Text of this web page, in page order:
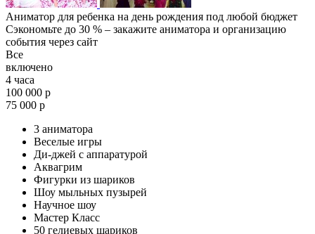
Аниматор для ребенка на день рождения под любой бюджет
Сэкономьте до 30 % – закажите аниматора и организацию
события через сайт
Все
включено
4 часа
100 000 р
75 000 р
3 аниматора
Веселые игры
Ди-джей с аппаратурой
Аквагрим
Фигурки из шариков
Шоу мыльных пузырей
Научное шоу
Мастер Класс
50 гелиевых шариков